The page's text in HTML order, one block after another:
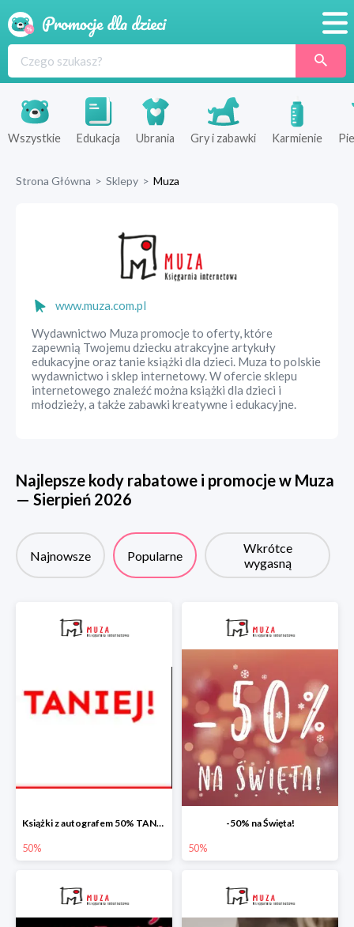
Produkty
Sklepy
Wszystkie Edukacja Ubrania Gry i zabawki Karmienie
Strona Główna > Sklepy > Muza
www.muza.com.pl
Wydawnictwo Muza promocje to oferty, które
zapewnią Twojemu dziecku atrakcyjne artykuły
edukacyjne oraz tanie książki dla dzieci. Muza to polskie
wydawnictwo i sklep internetowy. W ofercie sklepu
internetowego znaleźć można książki dla dzieci i
młodzieży, a także zabawki kreatywne i edukacyjne.
Najlepsze kody rabatowe i promocje w Muza
— Sierpień 2026
Najnowsze Popularne
Wkrótce
wygasną
Książki z autografem 50% TANIEJ!
50%
-50% na Święta!
50%